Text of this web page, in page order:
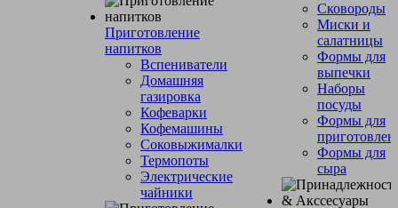
Приготовление
напитков
Вспениватели
Домашняя
газировка
Кофеварки
Кофемашины
Соковыжималки
Термопоты
Электрические
чайники
Сковороды
Миски и
салатницы
Формы для
выпечки
Наборы
посуды
Формы для
Формы для
сыра